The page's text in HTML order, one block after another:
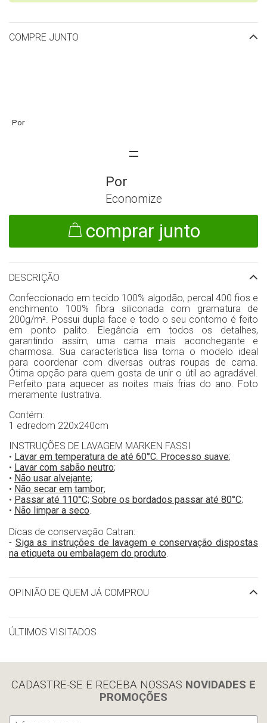
COMPRE JUNTO
Economize
comprar junto
DESCRIÇÃO
Confeccionado em tecido 100% algodão, percal 400 fios e
enchimento 100% fibra siliconada com gramatura de
200g/m². Possui dupla face e todo o seu contorno é feito
em ponto palito. Elegância em todos os detalhes,
garantindo assim, uma cama mais aconchegante e
charmosa. Sua característica lisa torna o modelo ideal
para coordenar com diversas outras roupas de cama.
Ótima opção para quem gosta de unir o útil ao agradável.
Perfeito para aquecer as noites mais frias do ano. Foto
meramente ilustrativa.
Contém:
1 edredom 220x240cm
INSTRUÇÕES DE LAVAGEM MARKEN FASSI
• Lavar em temperatura de até 60°C. Processo suave;
• Lavar com sabão neutro;
• Não usar alvejante;
• Não secar em tambor;
• Passar até 110°C; Sobre os bordados passar até 80°C;
• Não limpar a seco
Dicas de conservação Catran:
- Siga as instruções de lavagem e conservação dispostas
na etiqueta ou embalagem do produto
OPINIÃO DE QUEM JÁ COMPROU
ÚLTIMOS VISITADOS
CADASTRE-SE E RECEBA NOSSAS NOVIDADES E
PROMOÇÕES